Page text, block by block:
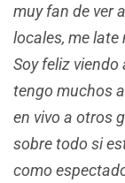
muy fan de ver
locales, me
Soy feliz viendo
tengo muchos
en vivo a otros
sobre todo si
como